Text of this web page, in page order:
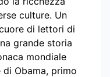
culture. Un
di lettori di
grande storia
mondiale
di Obama, primo